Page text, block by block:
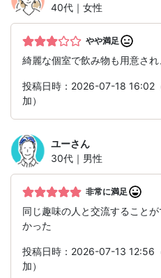
40代｜女性
やや満足
綺麗な個室で飲み物も用意され
投稿日時：2026-07-18 16:02
加）
ユーさん
30代｜男性
非常に満足
同じ趣味の人と交流すること
かった
投稿日時：2026-07-13 12:56
加）